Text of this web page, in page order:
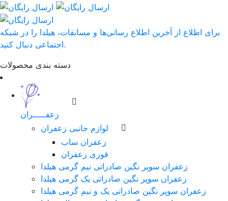
برای اطلاع از آخرین اطلاع رسانی‌ها و مسابقات، هیلدا را در شبکه
اجتماعی دنبال کنید.
دسته بندی محصولات
زعفـــــران
لوازم جانبی زعفران
زعفران ساب
قوری زعفران
زعفران سوپر نگین صادراتی نیم گرمی هیلدا
زعفران سوپر نگین صادراتی یک گرمی هیلدا
زعفران سوپر نگین صادراتی یک و نیم گرمی هیلدا